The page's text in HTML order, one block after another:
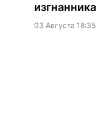
изгнанника
03 Августа 18:35